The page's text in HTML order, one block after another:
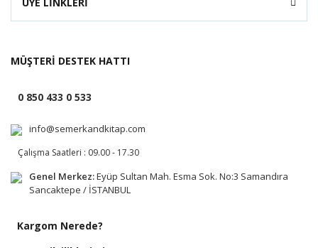
MÜŞTERİ DESTEK HATTI
0 850 433 0 533
info@semerkandkitap.com
Çalışma Saatleri : 09.00 - 17.30
Genel Merkez:Eyüp Sultan Mah. Esma Sok. No:3 Samandıra
Sancaktepe / İSTANBUL
Kargom Nerede?